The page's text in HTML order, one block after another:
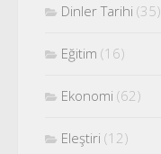
Dinler Tarihi (35)
Eğitim (16)
Ekonomi (62)
Eleştiri (12)